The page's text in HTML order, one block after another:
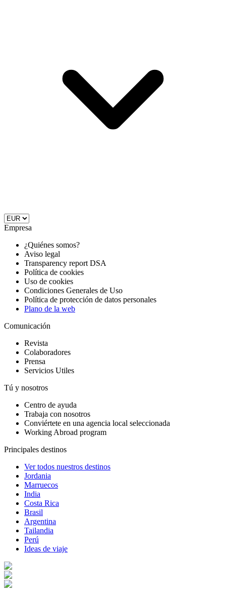
Empresa
¿Quiénes somos?
Aviso legal
Transparency report DSA
Política de cookies
Uso de cookies
Condiciones Generales de Uso
Política de protección de datos personales
Plano de la web
Comunicación
Revista
Colaboradores
Prensa
Servicios Utiles
Tú y nosotros
Centro de ayuda
Trabaja con nosotros
Conviértete en una agencia local seleccionada
Working Abroad program
Principales destinos
Ver todos nuestros destinos
Jordania
Marruecos
India
Costa Rica
Brasil
Argentina
Tailandia
Perú
Ideas de viaje